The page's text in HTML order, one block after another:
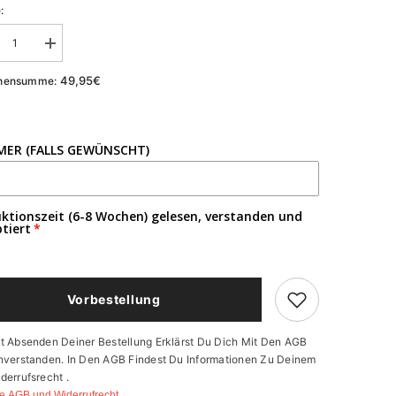
Menge
erhöhen
für
KS
49,95€
(FALLS GEWÜNSCHT)
(6-8 Wochen) gelesen, verstanden und
Vorbestellung
Absenden Deiner Bestellung Erklärst Du Dich Mit Den AGB
In Den AGB Findest Du Informationen Zu Deinem
.